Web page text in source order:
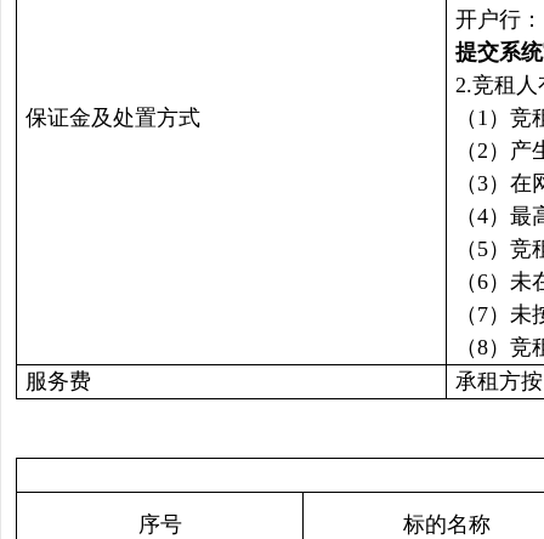
保证金及处置方式
开户行
提交系
2.竞租
（1）
（2）
（3）
（4）
（5）
（6）
（7）
（8）
服务费
承租方
序号 标的名称